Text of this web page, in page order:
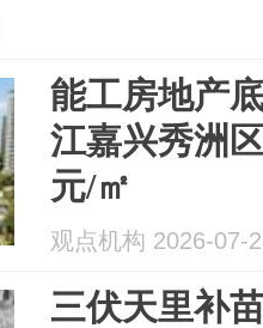
能工房地产
江嘉兴秀洲
元/㎡
观点机构 2026-07-
三伏天里补